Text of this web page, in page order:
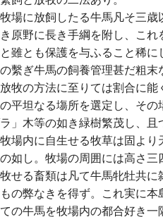
に放飼したる牛馬凡そ三歳
原野に長き手綱を附し、こ
雖とも保護を与ふること稀
繫ぎ牛馬の飼養管理甚だ粗末
の方法に至りては割合に能
平坦なる塲所を選定し、そ
ラ」木等の如き緑樹繁茂し、
場内に自生せる牧草は固よ
如し。牧場の周囲には高さ
せる畜類は凡て牛馬牝牡共
の弊なきを得ず。これ実に
の牛馬を牧場内の都合好き